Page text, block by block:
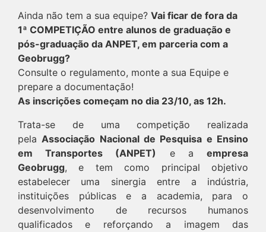
Ainda não tem a sua equipe? Vai ficar de fora da
1ª COMPETIÇÃO entre alunos de graduação e
pós-graduação da ANPET, em parceria com a
Geobrugg?
Consulte o regulamento, monte a sua Equipe e
prepare a documentação!
As inscrições começam no dia 23/10, as 12h.
Trata-se de uma competição realizada
pelaAssociação Nacional de Pesquisa e Ensino
em Transportes (ANPET)
e aempresa
Geobrugg, e tem como principal objetivo
estabelecer uma sinergia entre a indústria,
instituições públicas e a academia, para o
desenvolvimento de recursos humanos
qualificados e reforçando a imagem das